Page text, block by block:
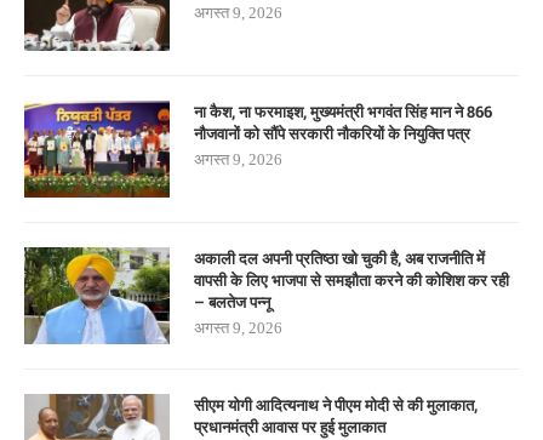
अगस्त 9, 2026
ना कैश, ना फरमाइश, मुख्यमंत्री भगवंत सिंह मान ने 866
नौजवानों को सौंपे सरकारी नौकरियों के नियुक्ति पत्र
अगस्त 9, 2026
अकाली दल अपनी प्रतिष्ठा खो चुकी है, अब राजनीति में
वापसी के लिए भाजपा से समझौता करने की कोशिश कर रही
– बलतेज पन्नू
अगस्त 9, 2026
सीएम योगी आदित्यनाथ ने पीएम मोदी से की मुलाकात,
प्रधानमंत्री आवास पर हुई मुलाकात